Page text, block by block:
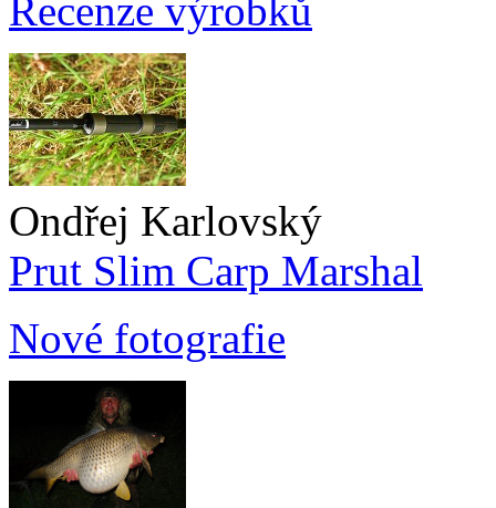
Recenze výrobků
Ondřej Karlovský
Prut Slim Carp Marshal
Nové fotografie